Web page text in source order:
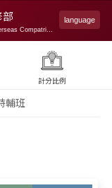
部
Compatriot
language
計分比例
輔班